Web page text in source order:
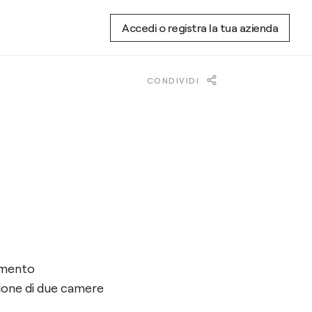
Accedi o registra la tua azienda
CONDIVIDI
di due camere